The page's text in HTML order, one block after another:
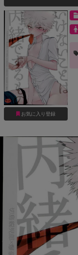
お気に入り登録